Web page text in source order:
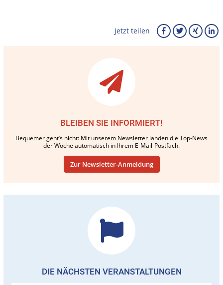
Jetzt teilen
BLEIBEN SIE INFORMIERT!
Bequemer geht’s nicht: Mit unserem Newsletter landen die Top-News
der Woche automatisch in Ihrem E-Mail-Postfach.
Zur Newsletter-Anmeldung
DIE NÄCHSTEN VERANSTALTUNGEN